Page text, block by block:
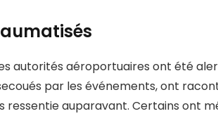
autorités aéroportuaires ont été
par les événements, ont
ressentie auparavant. Certains ont